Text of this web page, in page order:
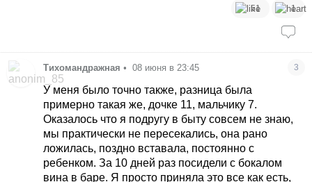
51 1
Тихомандражная • 08 июня в 23:45 3
У меня было точно также, разница была
примерно такая же, дочке 11, мальчику 7.
Оказалось что я подругу в быту совсем не знаю,
мы практически не пересекались, она рано
ложилась, поздно вставала, постоянно с
ребенком. За 10 дней раз посидели с бокалом
вина в баре. Я просто приняла это все как есть,